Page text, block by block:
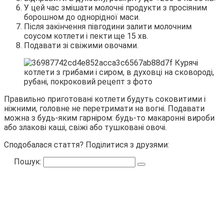
У цей час змішати молочні продукти з просіяним
борошном до однорідної маси.
Після закінчення півгодини залити молочним
соусом котлети і пекти ще 15 хв.
Подавати зі свіжими овочами.
Правильно приготовані котлети будуть соковитими і
ніжними, головне не перетримати на вогні. Подавати
можна з будь-яким гарніром: будь-то макаронні вироби
або злакові каші, свіжі або тушковані овочі.
Сподобалася стаття? Поділитися з друзями:
Пошук: